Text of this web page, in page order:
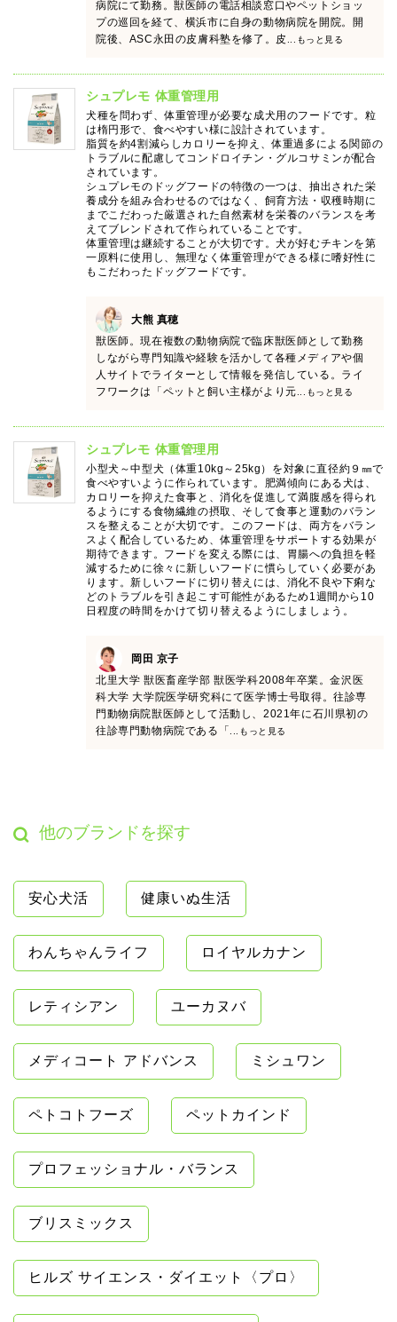
病院にて勤務。獣医師の電話相談窓口やペットショッ
プの巡回を経て、横浜市に自身の動物病院を開院。開
院後、ASC永田の皮膚科塾を修了。皮
...もっと見る
シュプレモ 体重管理用
犬種を問わず、体重管理が必要な成犬用のフードです。粒
は楕円形で、食べやすい様に設計されています。
脂質を約4割減らしカロリーを抑え、体重過多による関節の
トラブルに配慮してコンドロイチン・グルコサミンが配合
されています。
シュプレモのドッグフードの特徴の一つは、抽出された栄
養成分を組み合わせるのではなく、飼育方法・収穫時期に
までこだわった厳選された自然素材を栄養のバランスを考
えてブレンドされて作られていることです。
体重管理は継続することが大切です。犬が好むチキンを第
一原料に使用し、無理なく体重管理ができる様に嗜好性に
もこだわったドッグフードです。
大熊 真穂
獣医師。現在複数の動物病院で臨床獣医師として勤務
しながら専門知識や経験を活かして各種メディアや個
人サイトでライターとして情報を発信している。ライ
フワークは「ペットと飼い主様がより元...もっと見る
シュプレモ 体重管理用
小型犬～中型犬（体重10kg～25kg）を対象に直径約９㎜で
食べやすいように作られています。肥満傾向にある犬は、
カロリーを抑えた食事と、消化を促進して満腹感を得られ
るようにする食物繊維の摂取、そして食事と運動のバラン
スを整えることが大切です。このフードは、両方をバラン
スよく配合しているため、体重管理をサポートする効果が
期待できます。フードを変える際には、胃腸への負担を軽
減するために徐々に新しいフードに慣らしていく必要があ
ります。新しいフードに切り替えには、消化不良や下痢な
どのトラブルを引き起こす可能性があるため1週間から10
日程度の時間をかけて切り替えるようにしましょう。
岡田 京子
北里大学 獣医畜産学部 獣医学科2008年卒業。金沢医
科大学 大学院医学研究科にて医学博士号取得。往診専
門動物病院獣医師として活動し、2021年に石川県初の
往診専門動物病院である「
...もっと見る
他のブランドを探す
安心犬活 健康いぬ生活
わんちゃんライフ ロイヤルカナン
レティシアン ユーカヌバ
メディコート アドバンス ミシュワン
ペトコトフーズ ペットカインド
プロフェッショナル・バランス
ブリスミックス
ヒルズ サイエンス・ダイエット〈プロ〉